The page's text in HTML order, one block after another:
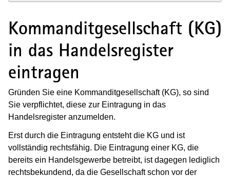
Kommanditgesellschaft (KG)
in das Handelsregister
eintragen
Gründen Sie eine Kommanditgesellschaft (KG), so sind
Sie verpflichtet, diese zur Eintragung in das
Handelsregister anzumelden.
Erst durch die Eintragung entsteht die KG und ist
vollständig rechtsfähig. Die Eintragung einer KG, die
bereits ein Handelsgewerbe betreibt, ist dagegen lediglich
rechtsbekundend, da die Gesellschaft schon vor der